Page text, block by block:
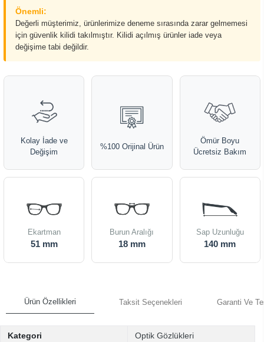
Önemli:
Değerli müşterimiz, ürünlerimize deneme sırasında zarar gelmemesi
için güvenlik kilidi takılmıştır. Kilidi açılmış ürünler iade veya
değişime tabi değildir.
Kolay İade ve
Değişim
%100 Orijinal Ürün
Ömür Boyu
Ücretsiz Bakım
Ekartman
51 mm
Burun Aralığı
18 mm
Sap Uzunluğu
140 mm
Ürün Özellikleri Taksit Seçenekleri Garanti Ve
Kategori Optik Gözlükleri